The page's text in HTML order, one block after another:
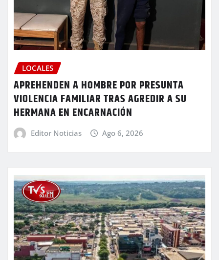
LOCALES
APREHENDEN A HOMBRE POR PRESUNTA
VIOLENCIA FAMILIAR TRAS AGREDIR A SU
HERMANA EN ENCARNACIÓN
Editor Noticias Ago 6, 2026